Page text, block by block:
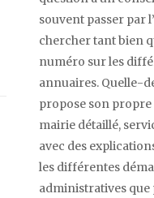
souvent passer par
chercher tant bien
numéro sur les
annuaires. Quelle-
propose son
mairie détaillé,
avec des
les différentes
administratives